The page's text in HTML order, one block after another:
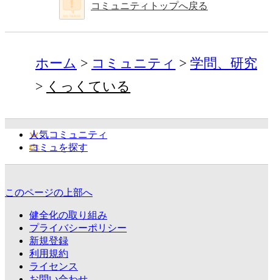
コミュニティトップへ戻る
ホーム コミュニティ
学問、研究
くっくている
人気コミュニティ
コミュを探す
このページの上部へ
健全化の取り組み
プライバシーポリシー
新規登録
利用規約
ライセンス